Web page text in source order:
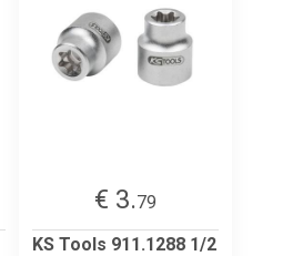
€ 3.79
KS Tools 911.1288 1/2